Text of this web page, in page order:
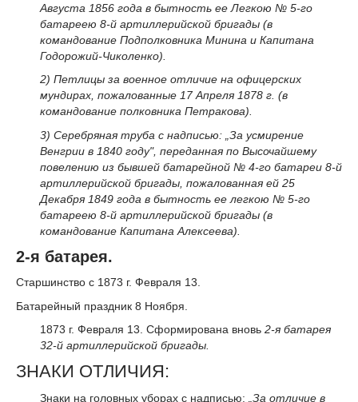
Августа 1856 года в бытность ее Легкою № 5-го
батареею 8-й артиллерийской бригады (в
командование Подполковника Минина и Капитана
Годорожий-Чиколенко).
2) Петлицы за военное отличие на офицерских
мундирах, пожалованные 17 Апреля 1878 г. (в
командование полковника Петракова).
3) Серебряная труба с надписью: „За усмирение
Венгрии в 1840 году", переданная по Высочайшему
повелению из бывшей батарейной № 4-го батареи 8-й
артиллерийской бригады, пожалованная ей 25
Декабря 1849 года в бытность ее легкою № 5-го
батареею 8-й артиллерийской бригады (в
командование Капитана Алексеева).
2-я батарея.
Старшинство с 1873 г. Февраля 13.
Батарейный праздник 8 Ноября.
1873 г. Февраля 13. Сформирована вновь 2-я батарея
32-й артиллерийской бригады.
ЗНАКИ ОТЛИЧИЯ:
Знаки на головных уборах с надписью:
„За отличие в